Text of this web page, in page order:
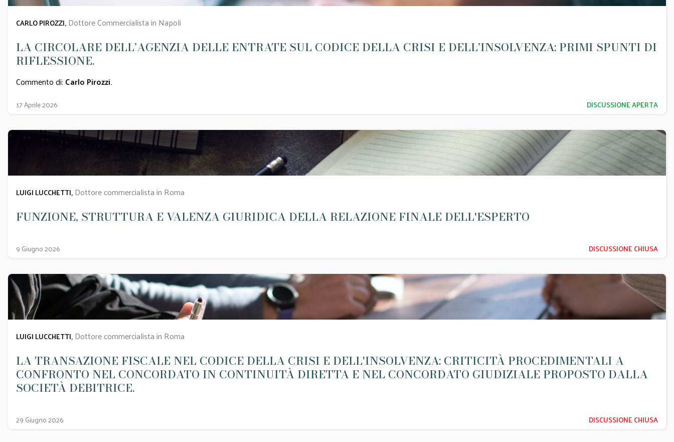
CARLO PIROZZI, Dottore Commercialista in Napoli
LA CIRCOLARE DELL’AGENZIA DELLE ENTRATE SUL CODICE DELLA CRISI E DELL’INSOLVENZA: PRIMI SPUNTI DI
RIFLESSIONE.
Commento di: Carlo Pirozzi.
17 Aprile 2026 DISCUSSIONE APERTA
LUIGI LUCCHETTI, Dottore commercialista in Roma
FUNZIONE, STRUTTURA E VALENZA GIURIDICA DELLA RELAZIONE FINALE DELL'ESPERTO
9 Giugno 2026 DISCUSSIONE CHIUSA
LUIGI LUCCHETTI, Dottore commercialista in Roma
LA TRANSAZIONE FISCALE NEL CODICE DELLA CRISI E DELL'INSOLVENZA: CRITICITÀ PROCEDIMENTALI A
CONFRONTO NEL CONCORDATO IN CONTINUITÀ DIRETTA E NEL CONCORDATO GIUDIZIALE PROPOSTO DALLA
SOCIETÀ DEBITRICE.
29 Giugno 2026 DISCUSSIONE CHIUSA